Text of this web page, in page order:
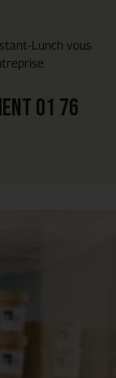
Lunch vous
01 76